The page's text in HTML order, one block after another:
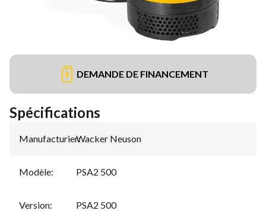
DEMANDE DE FINANCEMENT
Spécifications
Manufacturier:
Wacker Neuson
Modèle: PSA2 500
Version: PSA2 500